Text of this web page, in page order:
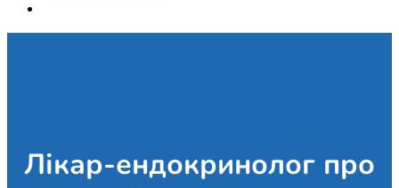
Лікар-ендокринолог про